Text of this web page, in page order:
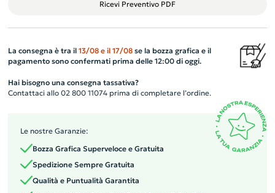
Ricevi Preventivo PDF
La consegna è tra il 13/08 e il 17/08se la bozza grafica e il
pagamento sono confermati prima delle 12:00 di oggi.
Hai bisogno una consegna tassativa?
Contattaci allo 02 800 11074 prima di completare l’ordine.
Le nostre Garanzie:
Bozza Grafica Superveloce e Gratuita
Spedizione Sempre Gratuita
Qualità e Puntualità Garantita